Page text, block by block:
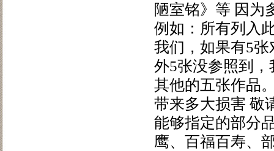
陋室铭》等 因为
例如：所有列入
我们，如果有5
外5张没参照到
其他的五张作品
带来多大损害 敬
能够指定的部分
鹰、百福百寿、